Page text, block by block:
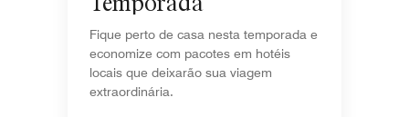
Fique perto de casa nesta temporada e
economize com pacotes em hotéis
locais que deixarão sua viagem
extraordinária.